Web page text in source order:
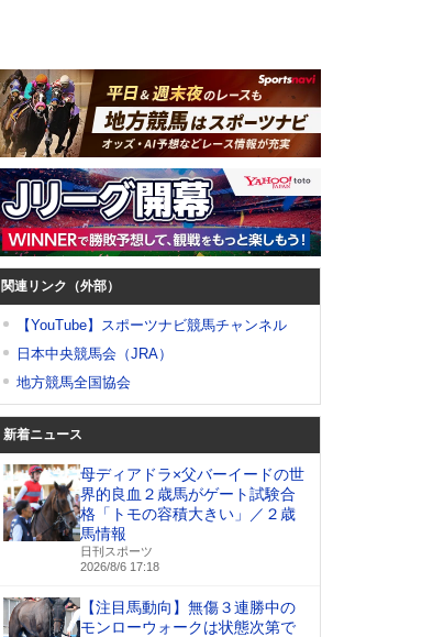
関連リンク（外部）
【YouTube】スポーツナビ競馬チャンネル
日本中央競馬会（JRA）
地方競馬全国協会
新着ニュース
母ディアドラ×父バーイードの世
界的良血２歳馬がゲート試験合
格「トモの容積大きい」／２歳
馬情報
日刊スポーツ
2026/8/6 17:18
【注目馬動向】無傷３連勝中の
モンローウォークは状態次第で